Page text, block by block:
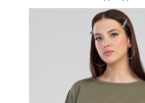
Верхняя одежда
Жакеты, Жилеты